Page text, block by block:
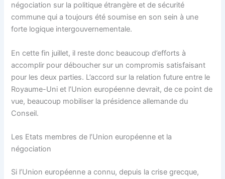
négociation sur la politique étrangère et de sécurité
commune qui a toujours été soumise en son sein à une
forte logique intergouvernementale.
En cette fin juillet, il reste donc beaucoup d’efforts à
accomplir pour déboucher sur un compromis satisfaisant
pour les deux parties. L’accord sur la relation future entre le
Royaume-Uni et l’Union européenne devrait, de ce point de
vue, beaucoup mobiliser la présidence allemande du
Conseil.
Les Etats membres de l’Union européenne et la
négociation
Si l’Union européenne a connu, depuis la crise grecque,